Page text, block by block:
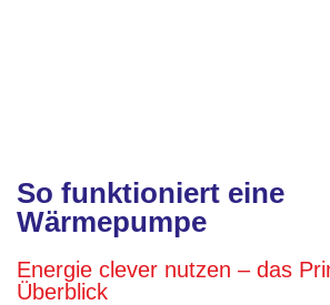
So funktioniert eine
Wärmepumpe
Energie clever nutzen – das
Überblick